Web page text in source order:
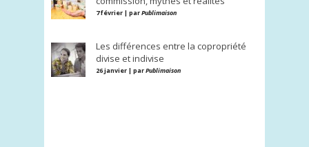
7 février | parPublimaison
Les différences entre la copropriété
divise et indivise
26 janvier | parPublimaison